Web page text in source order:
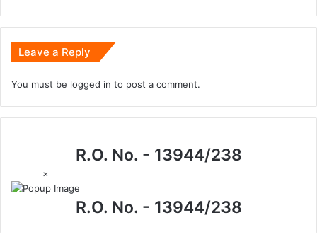
Leave a Reply
You must be logged in to post a comment.
R.O. No. - 13944/238
×
R.O. No. - 13944/238